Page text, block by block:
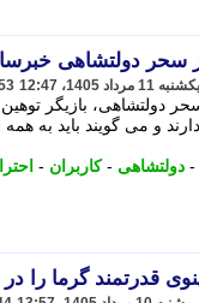
سحر دولتشاهی
دولتشاهی، بازیگر
و می گویند باید به
- دولتشاهی -کاربران -
قدرتمند گرما را